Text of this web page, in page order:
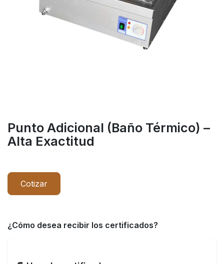
Punto Adicional (Baño Térmico) –
Alta Exactitud
Cotizar
¿Cómo desea recibir los certificados?